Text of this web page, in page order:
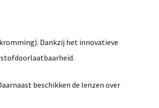
. Dankzij het innovatieve
beschikken de lenzen over